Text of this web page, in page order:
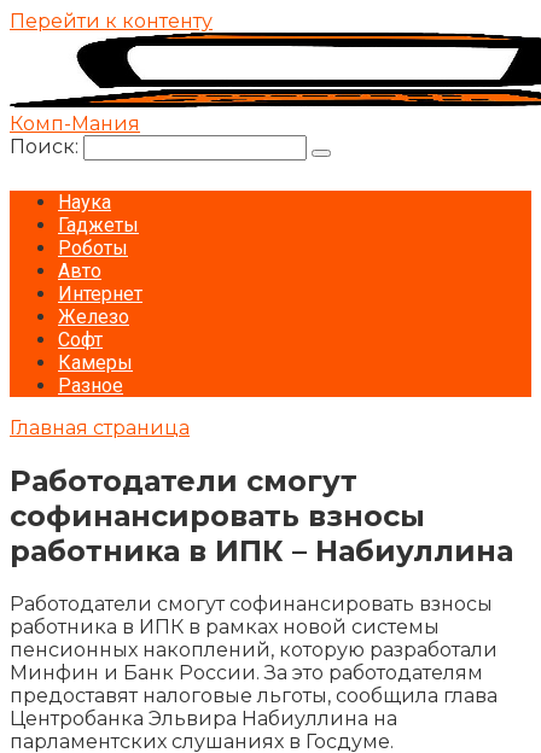
Перейти к контенту
Комп-Мания
Поиск:
Наука
Гаджеты
Роботы
Авто
Интернет
Железо
Софт
Камеры
Разное
Главная страница
Работодатели смогут
софинансировать взносы
работника в ИПК – Набиуллина
Работодатели смогут софинансировать взносы
работника в ИПК в рамках новой системы
пенсионных накоплений, которую разработали
Минфин и Банк России. За это работодателям
предоставят налоговые льготы, сообщила глава
Центробанка Эльвира Набиуллина на
парламентских слушаниях в Госдуме.